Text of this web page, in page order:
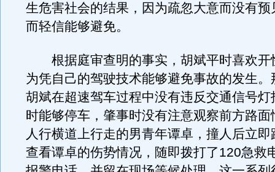
生危害社会的结果，因为疏忽大意而没有预
而轻信能够避免。
根据庭审查明的事实，胡斌平时喜欢开
为凭自己的驾驶技术能够避免事故的发生。
胡斌在超速驾车过程中没有违反交通信号灯
时能够停车，肇事时没有注意观察前方路面
人行横道上行走的男青年谭卓，撞人后立
查看谭卓的伤势情况，随即拨打了120急救